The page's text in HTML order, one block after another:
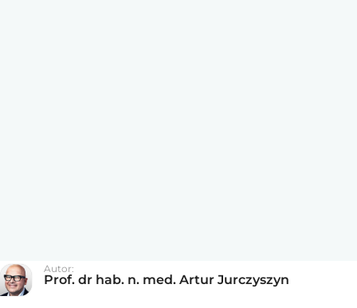
Autor:
Prof. dr hab. n. med. Artur Jurczyszyn